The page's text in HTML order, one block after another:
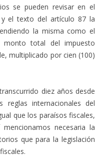
se pueden revisar en el
el texto del artículo 87 la
la misma como el
total del impuesto
multiplicado por cien (100)
diez años desde
internacionales del
que los paraísos fiscales,
necesaria la
que para la legislación